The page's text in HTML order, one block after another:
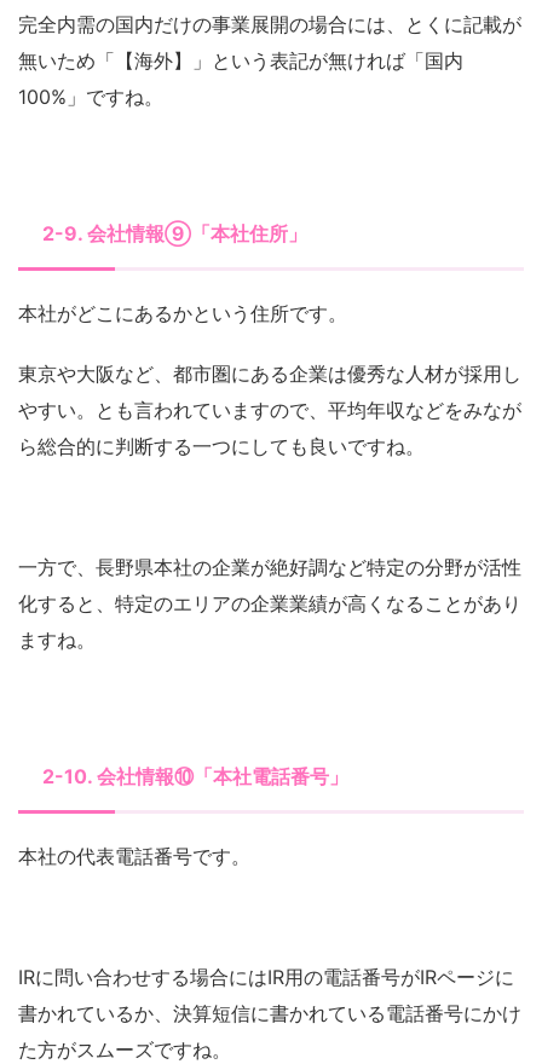
完全内需の国内だけの事業展開の場合には、とくに記載が
無いため「【海外】」という表記が無ければ「国内
100%」ですね。
2-9. 会社情報⑨「本社住所」
本社がどこにあるかという住所です。
東京や大阪など、都市圏にある企業は優秀な人材が採用し
やすい。とも言われていますので、平均年収などをみなが
ら総合的に判断する一つにしても良いですね。
一方で、長野県本社の企業が絶好調など特定の分野が活性
化すると、特定のエリアの企業業績が高くなることがあり
ますね。
2-10. 会社情報⑩「本社電話番号」
本社の代表電話番号です。
IRに問い合わせする場合にはIR用の電話番号がIRページに
書かれているか、決算短信に書かれている電話番号にかけ
た方がスムーズですね。